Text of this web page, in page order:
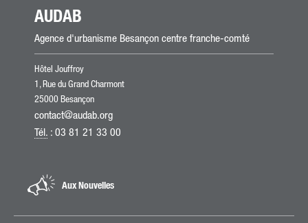
AUDAB
Agence d'urbanisme Besançon centre franche-comté
Hôtel Jouffroy
1, Rue du Grand Charmont
25000 Besançon
contact@audab.org
Tél. : 03 81 21 33 00
Aux Nouvelles